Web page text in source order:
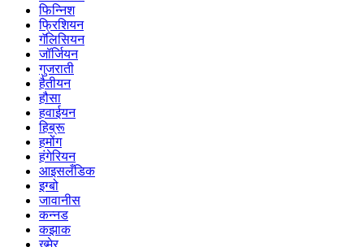
फिन्निश
फ्रिशियन
गॅलिसियन
जॉर्जियन
गुजराती
हैतीयन
हौसा
हवाईयन
हिब्रू
हमोंग
हंगेरियन
आइसलँडिक
इग्बो
जावानीस
कन्नड
कझाक
ख्मेर